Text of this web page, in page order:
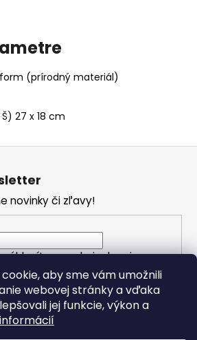
aby sme vám umožnili
webovej stránky a vďaka
jej funkcie, výkon a
(prírodný materiál)
27 x 18 cm
novinky či zľavy!
súhlasíte spodmienkami
údajov